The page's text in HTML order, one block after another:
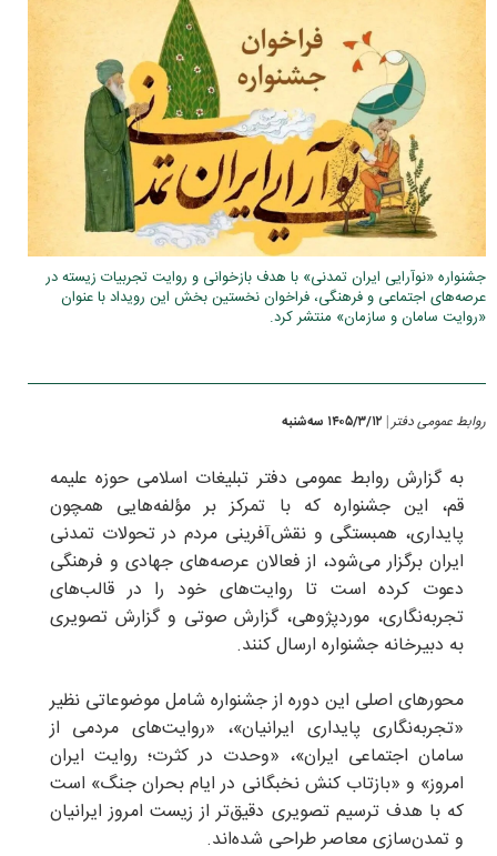
جشنواره «نوآرایی ایران تمدنی» با هدف بازخوانی و روایت تجربیات زیسته در
عرصه‌های اجتماعی و فرهنگی، فراخوان نخستین بخش این رویداد با عنوان
«روایت سامان و سازمان» منتشر کرد.
روابط عمومی دفتر | ۱۴۰۵/۳/۱۲ سه‌شنبه
به گزارش روابط عمومی دفتر تبلیغات اسلامی حوزه علیمه
قم، این جشنواره که با تمرکز بر مؤلفه‌هایی همچون
پایداری، همبستگی و نقش‌آفرینی مردم در تحولات تمدنی
ایران برگزار می‌شود، از فعالان عرصه‌های جهادی و فرهنگی
دعوت کرده است تا روایت‌های خود را در قالب‌های
تجربه‌نگاری، موردپژوهی، گزارش صوتی و گزارش تصویری
به دبیرخانه جشنواره ارسال کنند.
محورهای اصلی این دوره از جشنواره شامل موضوعاتی نظیر
«تجربه‌نگاری پایداری ایرانیان»، «روایت‌های مردمی از
سامان اجتماعی ایران»، «وحدت در کثرت؛ روایت ایران
امروز» و «بازتاب کنش نخبگانی در ایام بحران جنگ» است
که با هدف ترسیم تصویری دقیق‌تر از زیست امروز ایرانیان
و تمدن‌سازی معاصر طراحی شده‌اند.